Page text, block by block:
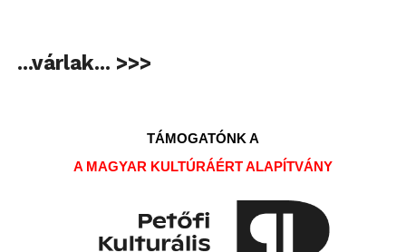
...várlak... >>>
TÁMOGATÓNK A
A MAGYAR KULTÚRÁÉRT ALAPÍTVÁNY